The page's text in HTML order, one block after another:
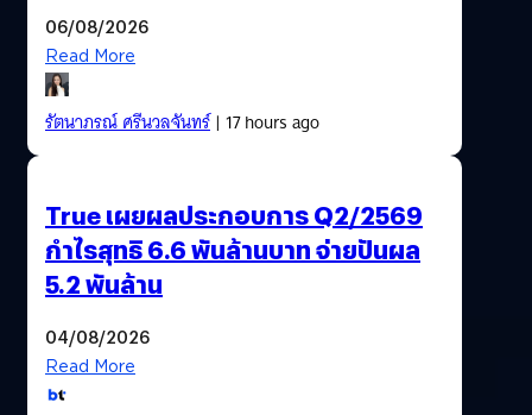
06/08/2026
Read More
รัตนาภรณ์ ศรีนวลจันทร์| 17 hours ago
True เผยผลประกอบการ Q2/2569
กำไรสุทธิ 6.6 พันล้านบาท จ่ายปันผล
5.2 พันล้าน
04/08/2026
Read More